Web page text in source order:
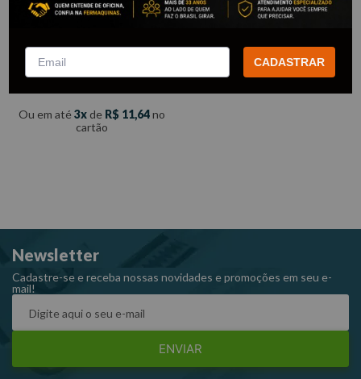
Lima Redonda Murça 8”-
11983BC K&F
Por:R$
com5% de descontono PIX
Ou em até 3 de R$ 11,64no
cartão
Newsletter
Cadastre-se e receba nossas novidades e promoções em seu e-
mail!
ENVIAR
CADASTRAR